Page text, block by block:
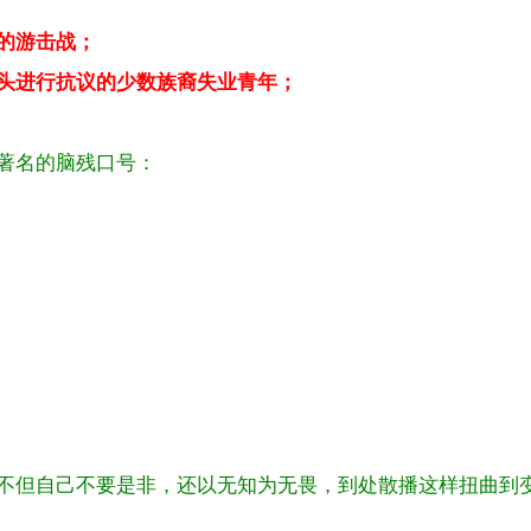
游击战；
行抗议的少数族裔失业青年；
名的脑残口号：
自己不要是非，还以无知为无畏，到处散播这样扭曲到